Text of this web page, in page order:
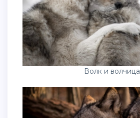
Волк и волчица